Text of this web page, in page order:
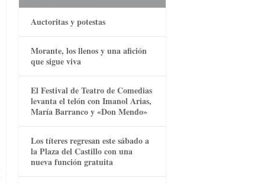
Auctoritas y potestas
Morante, los llenos y una afición
que sigue viva
El Festival de Teatro de Comedias
levanta el telón con Imanol Arias,
María Barranco y «Don Mendo»
Los títeres regresan este sábado a
la Plaza del Castillo con una
nueva función gratuita